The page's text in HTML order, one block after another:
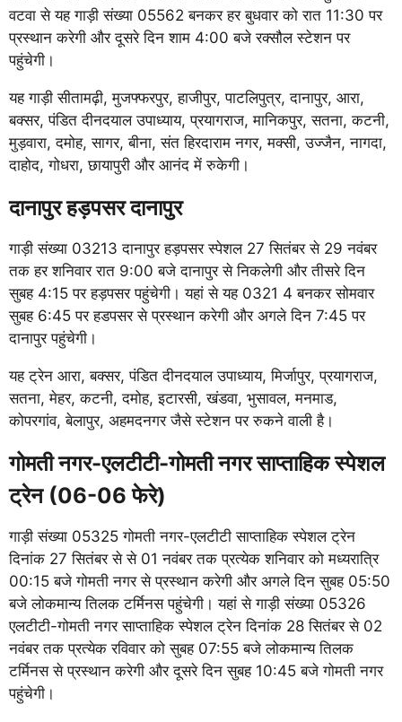
वटवा से यह गाड़ी संख्या 05562 बनकर हर बुधवार को रात 11:30 पर
प्रस्थान करेगी और दूसरे दिन शाम 4:00 बजे रक्सौल स्टेशन पर
पहुंचेगी।
यह गाड़ी सीतामढ़ी, मुजफ्फरपुर, हाजीपुर, पाटलिपुत्र, दानापुर, आरा,
बक्सर, पंडित दीनदयाल उपाध्याय, प्रयागराज, मानिकपुर, सतना, कटनी,
मुड़वारा, दमोह, सागर, बीना, संत हिरदाराम नगर, मक्सी, उज्जैन, नागदा,
दाहोद, गोधरा, छायापुरी और आनंद में रुकेगी।
दानापुर हड़पसर दानापुर
गाड़ी संख्या 03213 दानापुर हड़पसर स्पेशल 27 सितंबर से 29 नवंबर
तक हर शनिवार रात 9:00 बजे दानापुर से निकलेगी और तीसरे दिन
सुबह 4:15 पर हड़पसर पहुंचेगी। यहां से यह 0321 4 बनकर सोमवार
सुबह 6:45 पर हडपसर से प्रस्थान करेगी और अगले दिन 7:45 पर
दानापुर पहुंचेगी।
यह ट्रेन आरा, बक्सर, पंडित दीनदयाल उपाध्याय, मिर्जापुर, प्रयागराज,
सतना, मेहर, कटनी, दमोह, इटारसी, खंडवा, भुसावल, मनमाड,
कोपरगांव, बेलापुर, अहमदनगर जैसे स्टेशन पर रुकने वाली है।
गोमती नगर-एलटीटी-गोमती नगर साप्ताहिक स्पेशल
ट्रेन (06-06 फेरे)
गाड़ी संख्या 05325 गोमती नगर-एलटीटी साप्ताहिक स्पेशल ट्रेन
दिनांक 27 सितंबर से से 01 नवंबर तक प्रत्येक शनिवार को मध्यरात्रि
00:15 बजे गोमती नगर से प्रस्थान करेगी और अगले दिन सुबह 05:50
बजे लोकमान्य तिलक टर्मिनस पहुंचेगी। यहां से गाड़ी संख्या 05326
एलटीटी-गोमती नगर साप्ताहिक स्पेशल ट्रेन दिनांक 28 सितंबर से 02
नवंबर तक प्रत्येक रविवार को सुबह 07:55 बजे लोकमान्य तिलक
टर्मिनस से प्रस्थान करेगी और दूसरे दिन सुबह 10:45 बजे गोमती नगर
पहुंचेगी।